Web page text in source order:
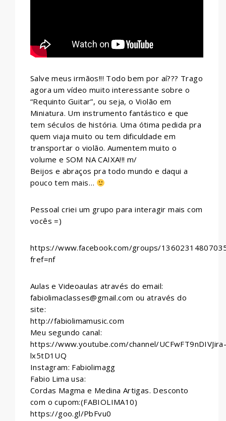
Salve meus irmãos!!! Todo bem por aí??? Trago
agora um vídeo muito interessante sobre o
“Requinto Guitar”, ou seja, o Violão em
Miniatura. Um instrumento fantástico e que
tem séculos de história. Uma ótima pedida pra
quem viaja muito ou tem dificuldade em
transportar o violão. Aumentem muito o
volume e SOM NA CAIXA!!! m/
Beijos e abraços pra todo mundo e daqui a
pouco tem mais…
Pessoal criei um grupo para interagir mais com
vocês =)
https://www.facebook.com/groups/
fref=nf
Aulas e Videoaulas através do email:
fabiolimaclasses@gmail.com ou através do
site:
http://fabiolimamusic.com
Meu segundo canal:
https://www.youtube.com/channel/
lx5tD1UQ
Instagram: Fabiolimagg
Fabio Lima usa:
Cordas Magma e Medina Artigas. Desconto
com o cupom:(FABIOLIMA10)
https://goo.gl/PbFvu0